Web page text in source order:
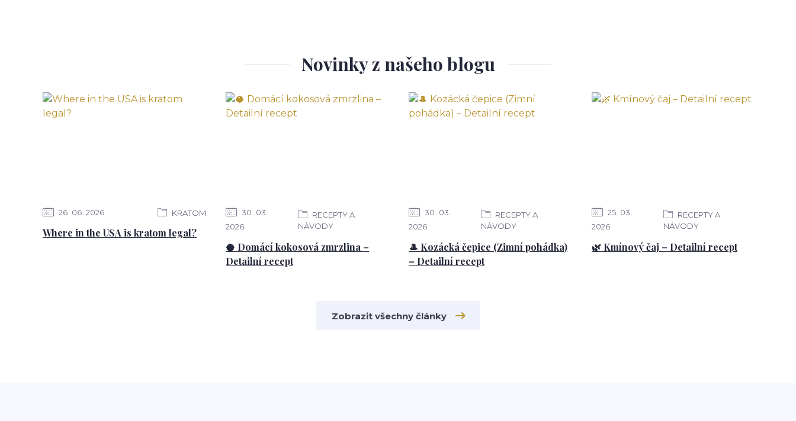
Novinky z našeho blogu
26 06 2026 KRATOM
Where in the USA is kratom legal?
30 03
2026
RECEPTY A
NÁVODY
🥥 Domácí kokosová zmrzlina –
Detailní recept
30 03
2026
RECEPTY A
NÁVODY
🎩 Kozácká čepice (Zimní pohádka)
– Detailní recept
25 03
2026
RECEPTY A
NÁVODY
🌿 Kmínový čaj – Detailní recept
Zobrazit všechny články